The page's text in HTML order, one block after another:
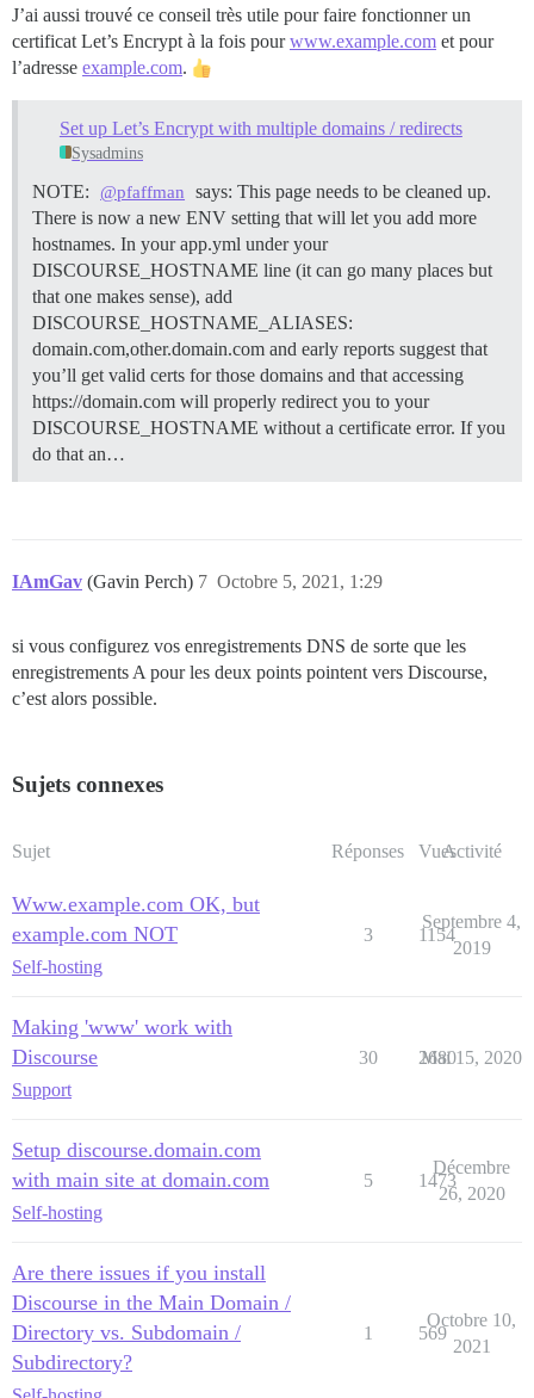
J’ai aussi trouvé ce conseil très utile pour faire fonctionner un
certificat Let’s Encrypt à la fois pourwww.example.com et pour
l’adresse example.com.
Set up Let’s Encrypt with multiple domains / redirects
Sysadmins
NOTE: @pfaffman
says: This page needs to be cleaned up.
There is now a new ENV setting that will let you add more
hostnames. In your app.yml under your
DISCOURSE_HOSTNAME line (it can go many places but
that one makes sense), add
DISCOURSE_HOSTNAME_ALIASES:
domain.com,other.domain.com and early reports suggest that
you’ll get valid certs for those domains and that accessing
https://domain.com will properly redirect you to your
DISCOURSE_HOSTNAME without a certificate error. If you
do that an…
IAmGav (Gavin Perch) Octobre 5, 2021, 1:29
7
si vous configurez vos enregistrements DNS de sorte que les
enregistrements A pour les deux points pointent vers Discourse,
c’est alors possible.
Sujets connexes
Sujet Réponses VuesActivité
Www.example.com OK, but
example.com NOT
Self-hosting
3 1154
Septembre 4,
2019
Making 'www' work with
Discourse
Support
30 2680
Mai 15, 2020
Setup discourse.domain.com
with main site at domain.com
Self-hosting
5 1473
Décembre
26, 2020
Are there issues if you install
Discourse in the Main Domain /
Directory vs. Subdomain /
Subdirectory?
1 569
Octobre 10,
2021